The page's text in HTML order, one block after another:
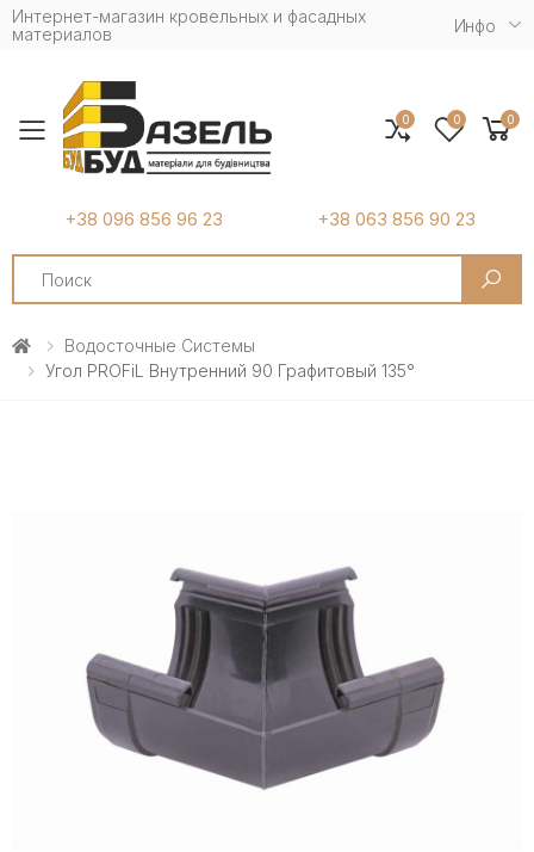
Интернет-магазин кровельных и фасадных
материалов
Инфо
Toggle mobile menu
+38 096 856 96 23 +38 063 856 90 23
Search
0 0 0
Водосточные Системы
Угол PROFiL Внутренний 90 Графитовый 135°